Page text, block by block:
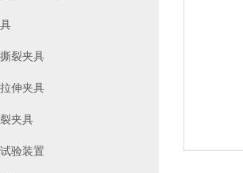
裂夹具
伸夹具
夹具
验装置